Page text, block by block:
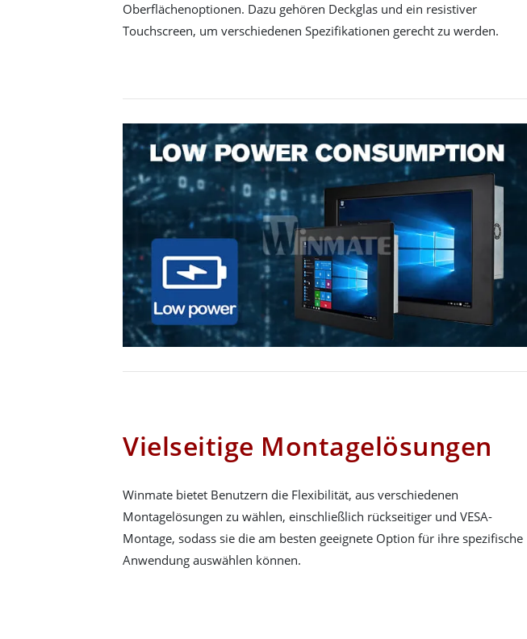
Oberflächenoptionen. Dazu gehören Deckglas und ein resistiver
Touchscreen, um verschiedenen Spezifikationen gerecht zu werden.
Vielseitige Montagelösungen
Winmate bietet Benutzern die Flexibilität, aus verschiedenen
Montagelösungen zu wählen, einschließlich rückseitiger und VESA-
Montage, sodass sie die am besten geeignete Option für ihre spezifische
Anwendung auswählen können.